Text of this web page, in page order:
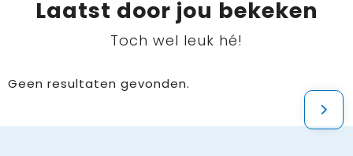
Laatst door jou bekeken
Toch wel leuk hé!
Geen resultaten gevonden.